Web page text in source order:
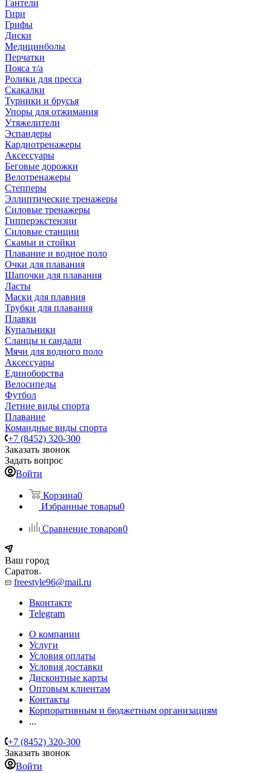
Гантели
Гири
Грифы
Диски
Медицинболы
Перчатки
Пояса т/а
Ролики для пресса
Скакалки
Турники и брусья
Упоры для отжимания
Утяжелители
Эспандеры
Кардиотренажеры
Аксессуары
Беговые дорожки
Велотренажеры
Степперы
Эллиптические тренажеры
Силовые тренажеры
Гипперэкстензии
Силовые станции
Скамьи и стойки
Плавание и водное поло
Очки для плавания
Шапочки для плавания
Ласты
Маски для плавния
Трубки для плавания
Плавки
Купальники
Сланцы и сандали
Мячи для водного поло
Аксессуары
Единоборства
Велосипеды
Футбол
Летние виды спорта
Плавание
Командные виды спорта
+7 (8452) 320-300
Заказать звонок
Задать вопрос
Войти
Корзина0
Избранные товары0
Сравнение товаров0
Ваш город
Саратов
freestyle96@mail.ru
Вконтакте
Telegram
О компании
Услуги
Условия оплаты
Условия доставки
Дисконтные карты
Оптовым клиентам
Контакты
Корпоративным и бюджетным организациям
...
+7 (8452) 320-300
Заказать звонок
Войти